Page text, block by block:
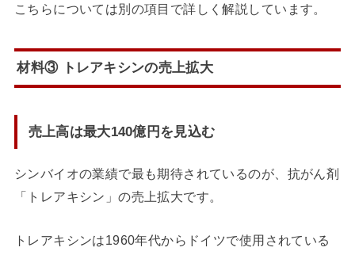
こちらについては別の項目で詳しく解説しています。
材料③ トレアキシンの売上拡大
売上高は最大140億円を見込む
シンバイオの業績で最も期待されているのが、抗がん剤
「トレアキシン」の売上拡大です。
トレアキシンは1960年代からドイツで使用されている